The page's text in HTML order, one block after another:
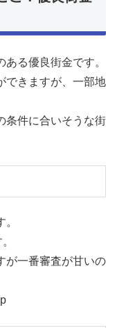
る優良街金です。
できますが、一部地
条件に合いそうな街
が一番審査が甘いの